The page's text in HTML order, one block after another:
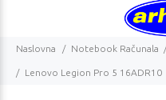
Naslovna Notebook Računala
Lenovo Legion Pro 5 16ADR10